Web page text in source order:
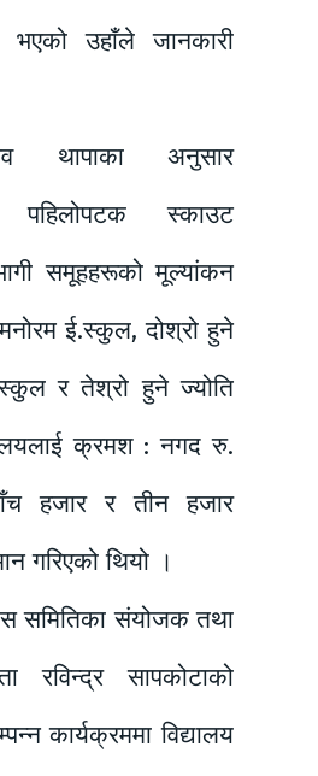
भएको उहाँले जानकारी
थापाका अनुसार
पहिलोपटक स्काउट
समूहहरूको मूल्यांकन
ई.स्कुल, दोश्रो हुने
र तेश्रो हुने ज्योति
क्रमश : नगद रु.
हजार र तीन हजार
गरिएको थियो ।
समितिका संयोजक तथा
रविन्द्र सापकोटाको
कार्यक्रममा विद्यालय